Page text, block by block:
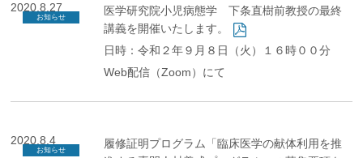
2020.8.27
お知らせ
医学研究院小児病態学 下条直樹前教授の最終
講義を開催いたします。
日時：令和２年９月８日（火）１６時００分
Web配信（Zoom）にて
2020.8.4
お知らせ
履修証明プログラム「臨床医学の献体利用を推